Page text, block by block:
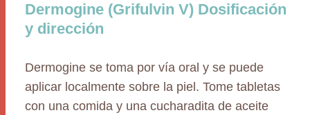
Dermogine (Grifulvin V) Dosificación
y dirección
Dermogine se toma por vía oral y se puede
aplicar localmente sobre la piel. Tome tabletas
con una comida y una cucharadita de aceite